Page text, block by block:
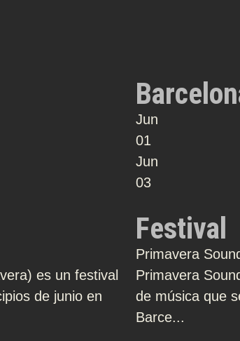
es un festival
de junio en
Jun
01
Jun
03
Festival
Primavera
Primavera
de música que
Barce...